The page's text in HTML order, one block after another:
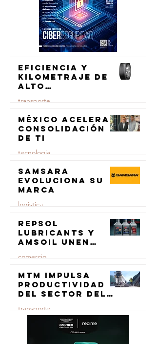
Eficiencia y
kilometraje de
alto
para el
transporte de
carga
transporte
23 jul
México acelera
consolidación
de TI
tecnologia
23 jul
Samsara
evoluciona su
marca
logistica
23 jul
Repsol
Lubricants y
AMSOIL unen
lubricación
comercio
23 jul
MTM impulsa
productividad
del sector del
manufactura
certificada
transporte